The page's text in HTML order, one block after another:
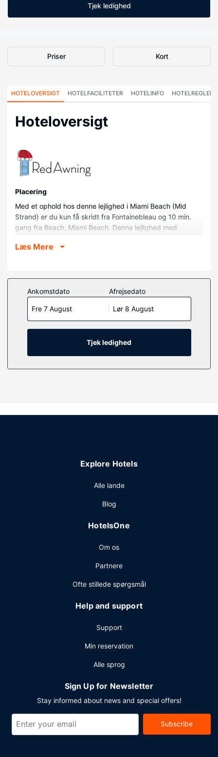
Tjek ledighed
Priser Kort
HOTELOVERSIGT HOTELFACILITETER HOTELINFO HOTELREGLER
Hoteloversigt
Placering
Med et ophold hos denne lejlighed i Miami Beach (Mid
Strand) er du kun få skridt fra Fontainebleau og 10 min.
gang fra Beach, Miami Beach. Denne lejlighed med
2,7 km fra Collins Avenue Indkøbsområde.
Find dig til rette i denne lejlighed, som har et privat
boblebad. Der er gratis Wi-Fi, så du altid kan komme på
nettet. Faciliteter inkluderer blandt andet et køleskab og
en kaffe/temaskine. Du kan desuden anmode om en
baby-/barneseng (tilægsgebyr).
Læs Mere
Ankomstdato
Fre 7 August
Afrejsedato
Lør 8 August
Tjek ledighed
Explore Hotels
Alle lande
Blog
HotelsOne
Om os
Partnere
Ofte stillede spørgsmål
Help and support
Support
Min reservation
Alle sprog
Sign Up for Newsletter
Stay informed about news and special offers!
Subscribe